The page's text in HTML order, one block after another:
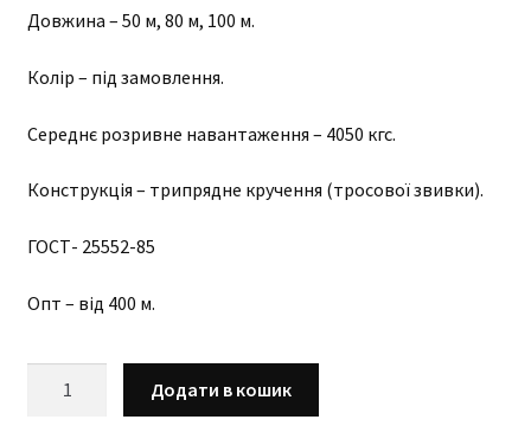
Довжина – 50 м, 80 м, 100 м.
Колір – під замовлення.
Середнє розривне навантаження – 4050 кгс.
Конструкція – трипрядне кручення (тросової звивки).
ГОСТ- 25552-85
Опт – від 400 м.
поліпропіленовий
Додати в кошик